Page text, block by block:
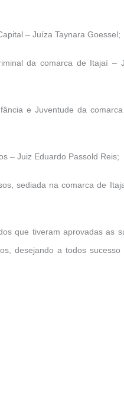
– Juíza Taynara Goessel;
da comarca de Itajaí –
e Juventude da
– Juiz Eduardo Passold Reis;
sediada na comarca de
que tiveram aprovadas as
desejando a todos sucesso